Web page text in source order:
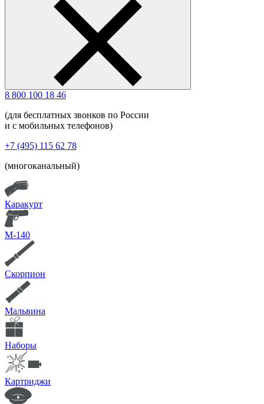
8 800 100 18 46
(для бесплатных звонков по России
и с мобильных телефонов)
+7 (495) 115 62 78
(многоканальный)
Каракурт
М-140
Скорпион
Мальвина
Наборы
Картриджи